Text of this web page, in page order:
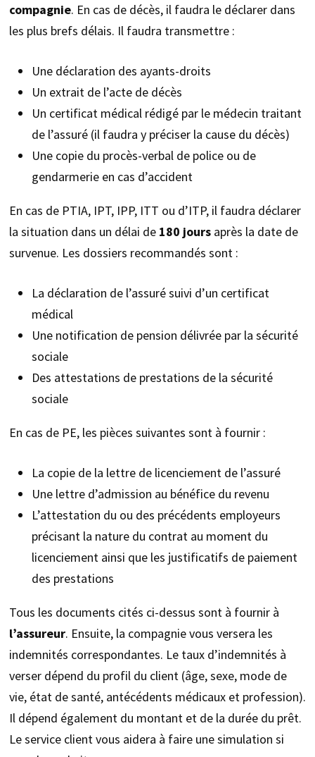
compagnie. En cas de décès, il faudra le déclarer dans
les plus brefs délais. Il faudra transmettre :
Une déclaration des ayants-droits
Un extrait de l’acte de décès
Un certificat médical rédigé par le médecin traitant
de l’assuré (il faudra y préciser la cause du décès)
Une copie du procès-verbal de police ou de
gendarmerie en cas d’accident
En cas de PTIA, IPT, IPP, ITT ou d’ITP, il faudra déclarer
la situation dans un délai de 180 joursaprès la date de
survenue. Les dossiers recommandés sont :
La déclaration de l’assuré suivi d’un certificat
médical
Une notification de pension délivrée par la sécurité
sociale
Des attestations de prestations de la sécurité
sociale
En cas de PE, les pièces suivantes sont à fournir :
La copie de la lettre de licenciement de l’assuré
Une lettre d’admission au bénéfice du revenu
L’attestation du ou des précédents employeurs
précisant la nature du contrat au moment du
licenciement ainsi que les justificatifs de paiement
des prestations
Tous les documents cités ci-dessus sont à fournir à
l’assureur. Ensuite, la compagnie vous versera les
indemnités correspondantes. Le taux d’indemnités à
verser dépend du profil du client (âge, sexe, mode de
vie, état de santé, antécédents médicaux et profession).
Il dépend également du montant et de la durée du prêt.
Le service client vous aidera à faire une simulation si